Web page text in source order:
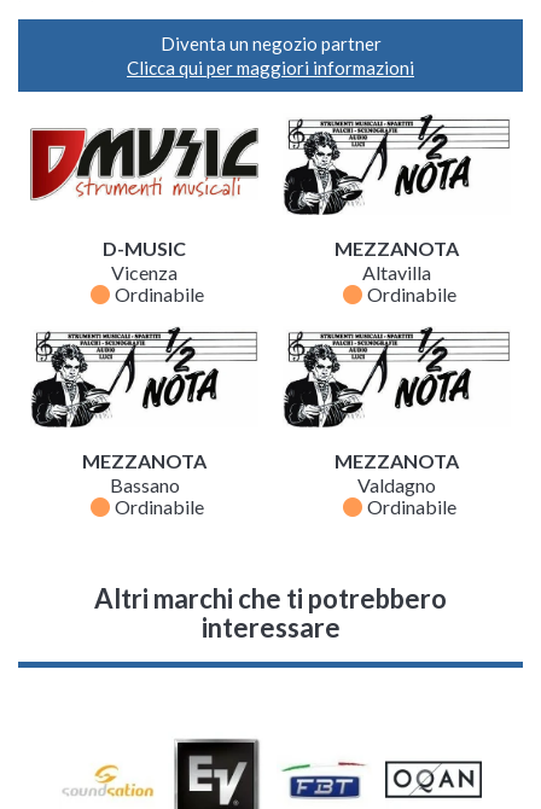
Diventa un negozio partner
Clicca qui per maggiori informazioni
D-MUSIC
Vicenza
fiber_manual_record Ordinabile
MEZZANOTA
Altavilla
fiber_manual_record Ordinabile
MEZZANOTA
Bassano
fiber_manual_record Ordinabile
MEZZANOTA
Valdagno
fiber_manual_record Ordinabile
Altri marchi che ti potrebbero
interessare